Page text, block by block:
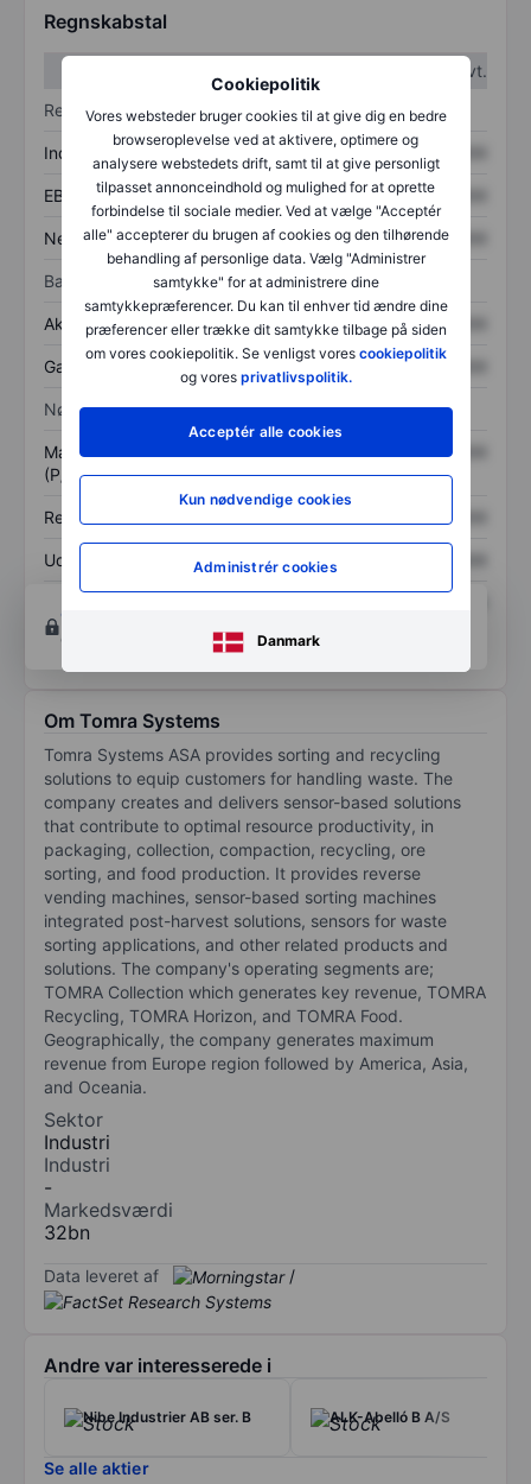
Cookiepolitik
Vores websteder bruger cookies til at give dig en bedre
browseroplevelse ved at aktivere, optimere og
analysere webstedets drift, samt til at give personligt
tilpasset annonceindhold og mulighed for at oprette
forbindelse til sociale medier. Ved at vælge "Acceptér
alle" accepterer du brugen af cookies og den tilhørende
behandling af personlige data. Vælg "Administrer
samtykke" for at administrere dine
samtykkepræferencer. Du kan til enhver tid ændre dine
præferencer eller trække dit samtykke tilbage på siden
om vores cookiepolitik. Se venligst vores cookiepolitik
og vores privatlivspolitik.
Acceptér alle cookies
Kun nødvendige cookies
Administrér cookies
Danmark
Regnskabstal
2. kvt.
Resultatopgørelse
Indtægter XXXXXXX XXXXXXX
EBITDA XXXXXXX XXXXXXX
Nettoresultat XXXXXXX XXXXXXX
Balance
Aktiver i alt XXXXXXX XXXXXXX
Gæld XXXXXXX
Nøgletal
Markedsværdi/omsætning
(P/S)
XXXXXXX
Resultat pr. aktie (EPS) XXXXXXX
Udbytte pr. aktie XXXXXXX
Opret konto
og analyse værktøjer.
Om Tomra Systems
Tomra Systems ASA provides sorting and recycling
solutions to equip customers for handling waste. The
company creates and delivers sensor-based solutions
that contribute to optimal resource productivity, in
packaging, collection, compaction, recycling, ore
sorting, and food production. It provides reverse
vending machines, sensor-based sorting machines
integrated post-harvest solutions, sensors for waste
sorting applications, and other related products and
solutions. The company's operating segments are;
TOMRA Collection which generates key revenue, TOMRA
Recycling, TOMRA Horizon, and TOMRA Food.
Geographically, the company generates maximum
revenue from Europe region followed by America, Asia,
and Oceania.
Sektor
Industri
Industri
-
Markedsværdi
32bn
Data leveret af /
Andre var interesserede i
Nibe Industrier AB ser. B ALK-Abelló B A/S
Se alle aktier